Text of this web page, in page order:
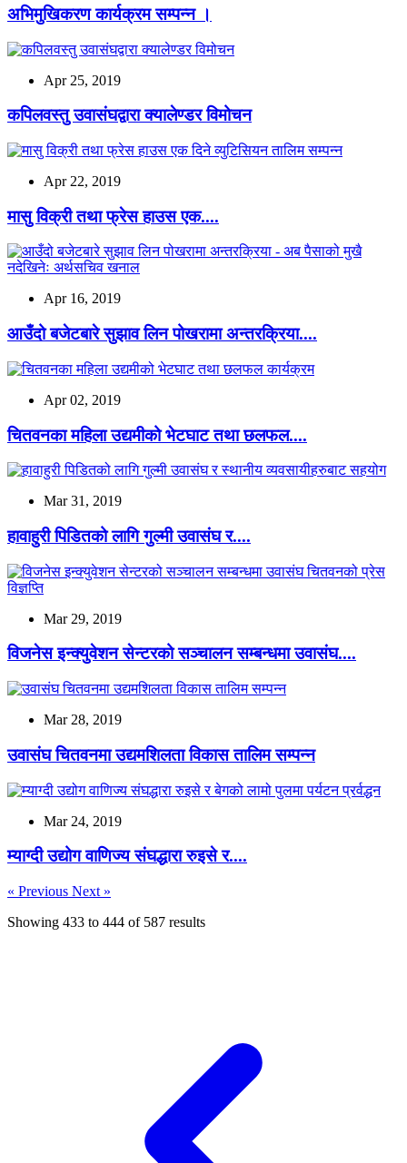
अभिमुखिकरण कार्यक्रम सम्पन्न ।
Apr 25, 2019
कपिलवस्तु उवासंघद्वारा क्यालेण्डर विमोचन
Apr 22, 2019
मासु विक्री तथा फ्रेस हाउस एक....
Apr 16, 2019
आउँदो बजेटबारे सुझाव लिन पोखरामा अन्तरक्रिया....
Apr 02, 2019
चितवनका महिला उद्यमीको भेटघाट तथा छलफल....
Mar 31, 2019
हावाहुरी पिडितको लागि गुल्मी उवासंघ र....
Mar 29, 2019
विजनेस इन्क्युवेशन सेन्टरको सञ्चालन सम्बन्धमा उवासंघ....
Mar 28, 2019
उवासंघ चितवनमा उद्यमशिलता विकास तालिम सम्पन्न
Mar 24, 2019
म्याग्दी उद्योग वाणिज्य संघद्धारा रुइसे र....
« Previous Next »
Showing 433 to 444 of 587 results